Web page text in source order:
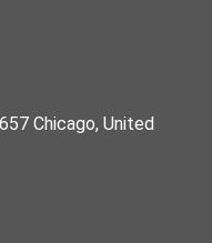
Chicago, United